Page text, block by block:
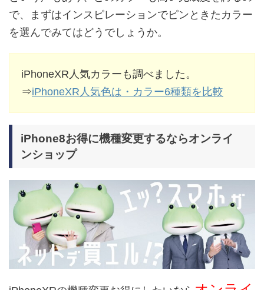
で、まずはインスピレーションでピンときたカラー
を選んでみてはどうでしょうか。
iPhoneXR人気カラーも調べました。
⇒iPhoneXR人気色は・カラー6種類を比較
iPhone8お得に機種変更するならオンライ
ンショップ